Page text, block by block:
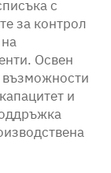
с
за контрол
Освен
възможности
и